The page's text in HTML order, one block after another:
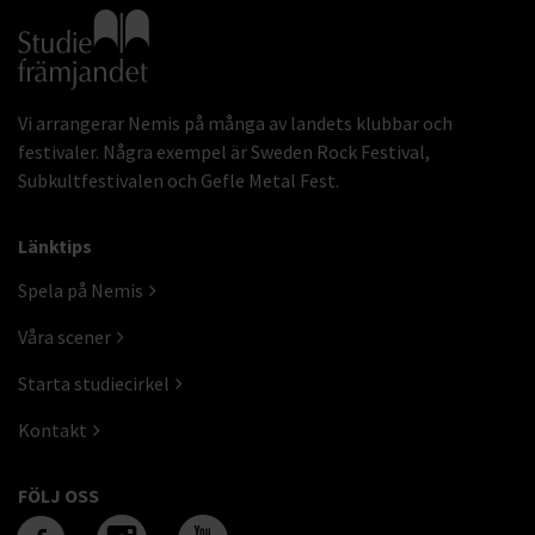
Gå till studiefrämjandets startsida
Vi arrangerar Nemis på många av landets klubbar och
festivaler. Några exempel är Sweden Rock Festival,
Subkultfestivalen och Gefle Metal Fest.
Länktips
Spela på Nemis
Våra scener
Starta studiecirkel
Kontakt
FÖLJ OSS